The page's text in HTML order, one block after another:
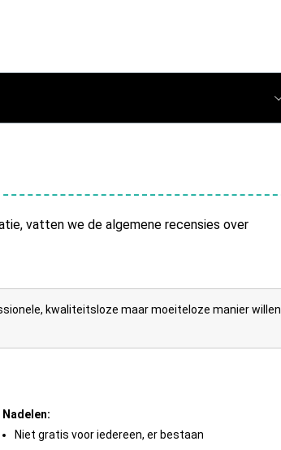
vatten we de algemene recensies over
kwaliteitsloze maar moeiteloze manier willen
Nadelen:
Niet gratis voor iedereen, er bestaan